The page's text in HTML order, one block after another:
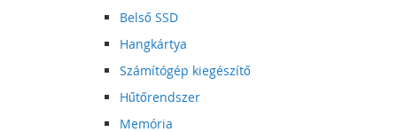
Belső SSD
Hangkártya
Számítógép kiegészítő
Hűtőrendszer
Memória